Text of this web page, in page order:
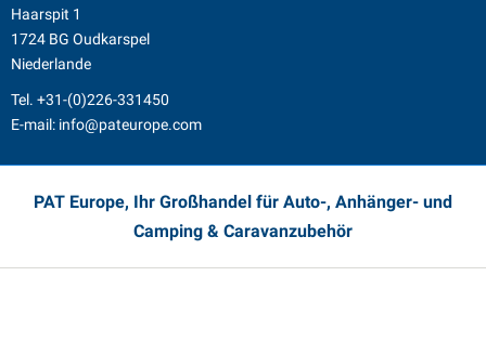
Haarspit 1
1724 BG Oudkarspel
Niederlande
Tel. +31-(0)226-331450
E-mail: info@pateurope.com
PAT Europe, Ihr Großhandel für Auto-, Anhänger- und
Camping & Caravanzubehör